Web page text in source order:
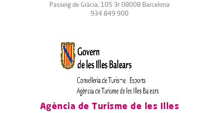
Passeig de Gràcia, 105 3r 08008 Barcelona
934 849 900
Agència de Turisme de les Illes